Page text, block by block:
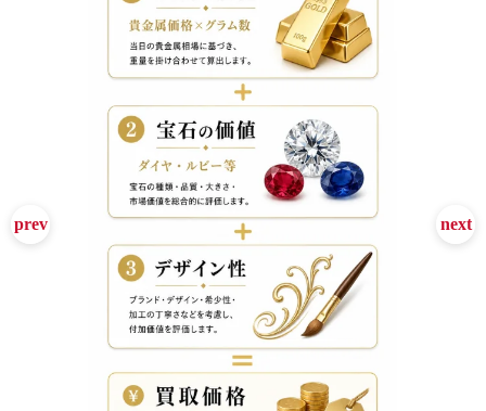
パテックフィリップ オーデマピゲ
カルティエ タグホイヤー ブレゲ
ブライトリング
フランクミュラー
パネライ ゼニス
グランドセイコー
ジャガールクルト
ヴァシュロンコンスタンタン
ベル&ロス
ブランドバッグ・財布
ルイヴィトン シャネル プラダ グッチ
ロエベ ゴヤール バレンシアガ
ボッテガヴェネタ
ジバンシィ ジミーチュウ
サンローラン
ミュウミュウ クロエ
マルニ
ステラマッカートニー
その他
衣料・アパレル
バーバリー マックスマーラ
ドルチェ&ガッバーナ
トムフォード アルマーニ ヴェルサーチ
その他
アクセシブルラグジュアリー
ケイトスペード
MCM
その他
その他（小物・雑貨）